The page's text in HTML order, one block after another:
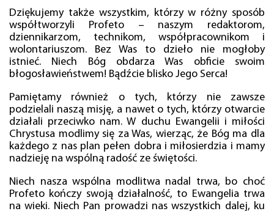
Dziękujemy także wszystkim, którzy w różny sposób
współtworzyli Profeto – naszym redaktorom,
dziennikarzom, technikom, współpracownikom i
wolontariuszom. Bez Was to dzieło nie mogłoby
istnieć. Niech Bóg obdarza Was obficie swoim
błogosławieństwem! Bądźcie blisko Jego Serca!
Pamiętamy również o tych, którzy nie zawsze
podzielali naszą misję, a nawet o tych, którzy otwarcie
działali przeciwko nam. W duchu Ewangelii i miłości
Chrystusa modlimy się za Was, wierząc, że Bóg ma dla
każdego z nas plan pełen dobra i miłosierdzia i mamy
nadzieję na wspólną radość ze świętości.
Niech nasza wspólna modlitwa nadal trwa, bo choć
Profeto kończy swoją działalność, to Ewangelia trwa
na wieki. Niech Pan prowadzi nas wszystkich dalej, ku